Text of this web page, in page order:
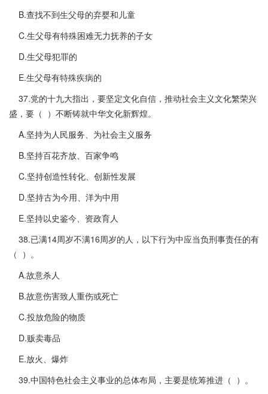
B.查找不到生父母的弃婴和儿童
C.生父母有特殊困难无力抚养的子女
D.生父母犯罪的
E.生父母有特殊疾病的
37.党的十九大指出，要坚定文化自信，推动社会主义文化繁荣兴
盛，要（ ）不断铸就中华文化新辉煌。
A.坚持为人民服务、为社会主义服务
B.坚持百花齐放、百家争鸣
C.坚持创造性转化、创新性发展
D.坚持古为今用、洋为中用
E.坚持以史鉴今、资政育人
38.已满14周岁不满16周岁的人，以下行为中应当负刑事责任的有
（ ）。
A.故意杀人
B.故意伤害致人重伤或死亡
C.投放危险的物质
D.贩卖毒品
E.放火、爆炸
39.中国特色社会主义事业的总体布局，主要是统筹推进（ ）。